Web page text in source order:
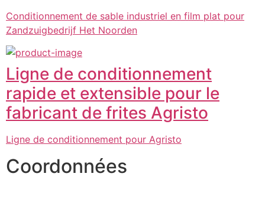
Conditionnement de sable industriel en film plat pour
Zandzuigbedrijf Het Noorden
Ligne de conditionnement
rapide et extensible pour le
fabricant de frites Agristo
Ligne de conditionnement pour Agristo
Coordonnées